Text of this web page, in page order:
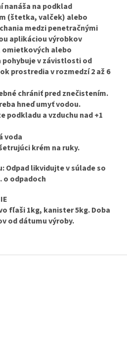
nanáša na podklad
(štetka, valček) alebo
medzi penetračnými
aplikáciou výrobkov
omietkových alebo
v závistlosti od
prostredia v rozmedzí 2 až 6
chrániť pred znečistením.
hneď umyť vodou.
podkladu a vzduchu nad +1
voda
krém na ruky.
Odpad likvidujte v súlade so
o odpadoch
fľaši 1kg, kanister 5kg. Doba
od dátumu výroby.